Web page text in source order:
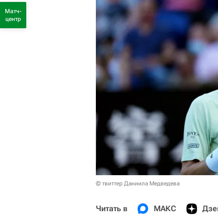
© твиттер Даниила Медведева
Читать в МАКС
Матч-
центр